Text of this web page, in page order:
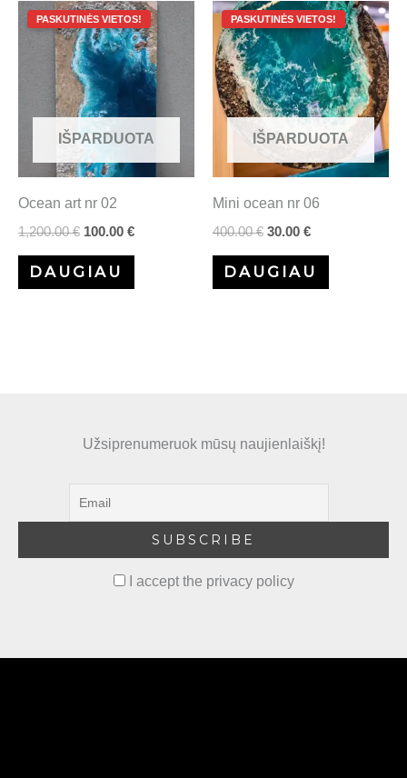
IŠPARDUOTA
Ocean art nr 02
1,200.00€
Original
price
was:
1,200.00 €.
100.00 €
Current
price
is:
100.00 €.
DAUGIAU
IŠPARDUOTA
Mini ocean nr 06
400.00€
Original
price
was:
400.00 €.
30.00 €
Current
price
is:
30.00 €.
DAUGIAU
Užsiprenumeruok mūsų naujienlaiškį!
I accept the privacy policy